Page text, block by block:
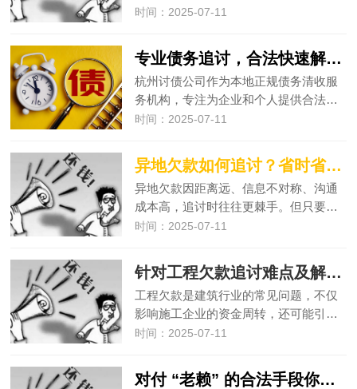
时间：2025-07-11
专业债务追讨，合法快速解决各类欠款难题
杭州讨债公司作为本地正规债务清收服
务机构，专注为企业和个人提供合法…
时间：2025-07-11
异地欠款如何追讨？省时省力方法分享​
异地欠款因距离远、信息不对称、沟通
成本高，追讨时往往更棘手。但只要…
时间：2025-07-11
针对工程欠款追讨难点及解决方案​
工程欠款是建筑行业的常见问题，不仅
影响施工企业的资金周转，还可能引…
时间：2025-07-11
对付 “老赖” 的合法手段你必须知道​